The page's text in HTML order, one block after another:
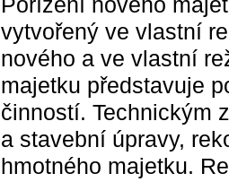
vytvořený ve vlastní
nového a ve vlastní
majetku představuje
činností. Technickým
a stavební úpravy,
hmotného majetku.